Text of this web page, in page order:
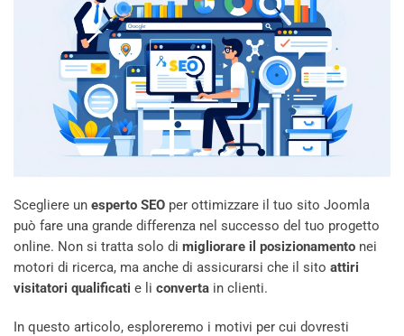
Scegliere un esperto SEO per ottimizzare il tuo sito Joomla
può fare una grande differenza nel successo del tuo progetto
online. Non si tratta solo di migliorare il posizionamento nei
motori di ricerca, ma anche di assicurarsi che il sito attiri
visitatori qualificati e li converta in clienti.
In questo articolo, esploreremo i motivi per cui dovresti